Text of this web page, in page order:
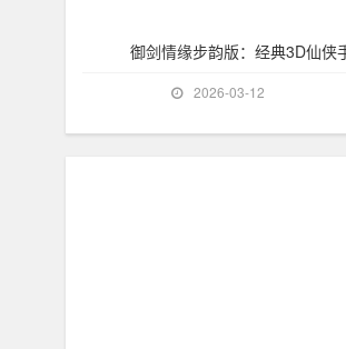
御剑情缘步韵版：经典3D仙侠
2026-03-12